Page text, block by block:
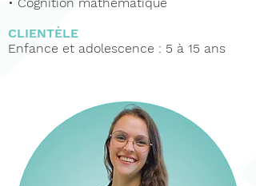
CLIENTÈLE
Enfance et adolescence : 5 à 15 ans